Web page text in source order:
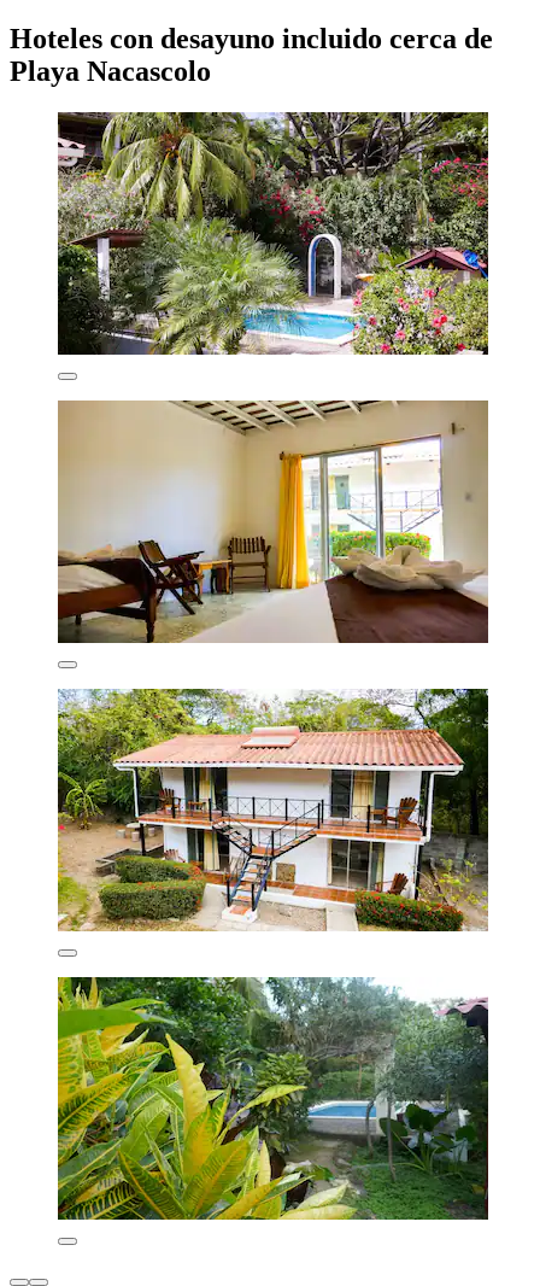
Hoteles con desayuno incluido cerca de
Playa Nacascolo